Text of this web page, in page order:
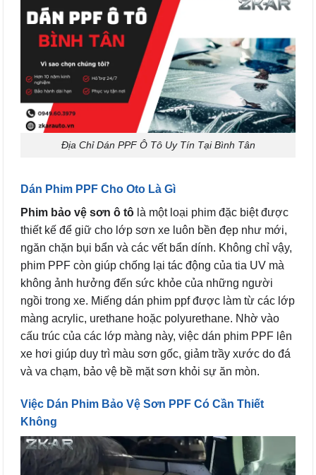
Địa Chỉ Dán PPF Ô Tô Uy Tín Tại Bình Tân
Dán Phim PPF Cho Oto Là Gì
Phim bảo vệ sơn ô tô là một loại phim đặc biệt được
thiết kế để giữ cho lớp sơn xe luôn bền đẹp như mới,
ngăn chặn bụi bẩn và các vết bẩn dính. Không chỉ vậy,
phim PPF còn giúp chống lại tác động của tia UV mà
không ảnh hưởng đến sức khỏe của những người
ngồi trong xe. Miếng dán phim ppf được làm từ các lớp
màng acrylic, urethane hoặc polyurethane. Nhờ vào
cấu trúc của các lớp màng này, việc dán phim PPF lên
xe hơi giúp duy trì màu sơn gốc, giảm trầy xước do đá
và va chạm, bảo vệ bề mặt sơn khỏi sự ăn mòn.
Việc Dán Phim Bảo Vệ Sơn PPF Có Cần Thiết
Không